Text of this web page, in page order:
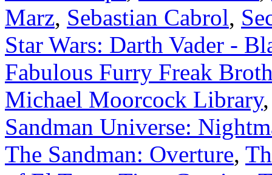
Marz, Sebastian Cabrol,
Star Wars: Darth Vader -
Fabulous Furry Freak
Michael Moorcock Library
Sandman Universe:
The Sandman: Overture,